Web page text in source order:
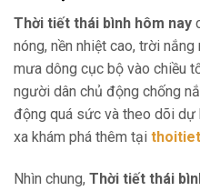
Thời tiết thái bình hôm nay
nóng, nền nhiệt cao, trời
mưa dông cục bộ vào chiều
người dân chủ động chống
động quá sức và theo dõi dự
xa khám phá thêm tại
Nhìn chung, Thời tiết thái